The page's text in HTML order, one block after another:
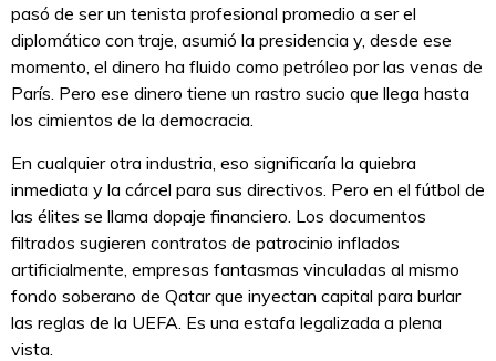
pasó de ser un tenista profesional promedio a ser el
diplomático con traje, asumió la presidencia y, desde ese
momento, el dinero ha fluido como petróleo por las venas de
París. Pero ese dinero tiene un rastro sucio que llega hasta
los cimientos de la democracia.
En cualquier otra industria, eso significaría la quiebra
inmediata y la cárcel para sus directivos. Pero en el fútbol de
las élites se llama dopaje financiero. Los documentos
filtrados sugieren contratos de patrocinio inflados
artificialmente, empresas fantasmas vinculadas al mismo
fondo soberano de Qatar que inyectan capital para burlar
las reglas de la UEFA. Es una estafa legalizada a plena
vista.